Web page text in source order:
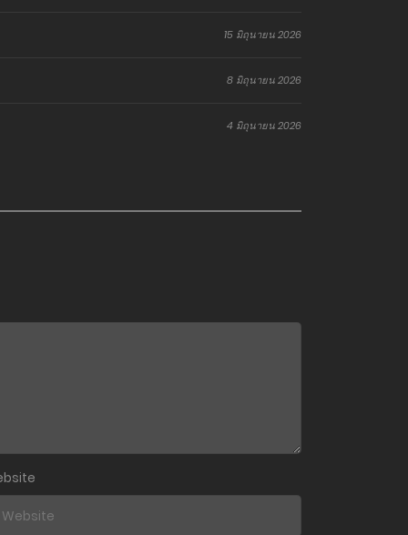
15 มิถุนายน 2026
8 มิถุนายน 2026
4 มิถุนายน 2026